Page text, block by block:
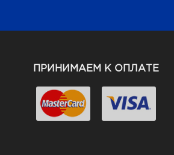
ПРИНИМАЕМ К ОПЛАТЕ